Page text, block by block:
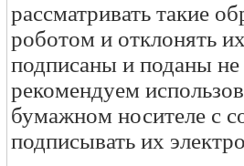
рассматривать такие
роботом и отклонять
подписаны и поданы
рекомендуем
бумажном носителе с
подписывать их